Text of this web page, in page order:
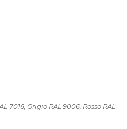
7016, Grigio RAL 9006, Rosso RAL